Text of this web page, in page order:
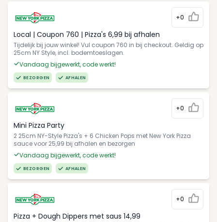
+0
Local | Coupon 760 | Pizza's 6,99 bij afhalen
Tijdelijk bij jouw winkel! Vul coupon 760 in bij checkout. Geldig op
25cm NY Style, incl. bodemtoeslagen.
Vandaag bijgewerkt, code werkt!
BEZORGEN AFHALEN
+0
Mini Pizza Party
2 25cm NY-Style Pizza's + 6 Chicken Pops met New York Pizza
sauce voor 25,99 bij afhalen en bezorgen
Vandaag bijgewerkt, code werkt!
BEZORGEN AFHALEN
+0
Pizza + Dough Dippers met saus 14,99